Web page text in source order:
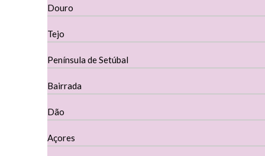
Caves de São João - Bairrada
Charcutaria
Copos e Decanter
Cortes De Reguengo Douro
Digestivos
Divai - Alentejo
Douro
Tejo
Península de Setúbal
Bairrada
Dão
Açores